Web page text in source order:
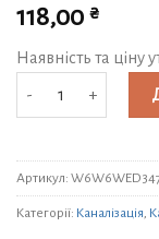
118,00 ₴
Наявність та
Коліно
Артикул:
Категорії: Каналізація,